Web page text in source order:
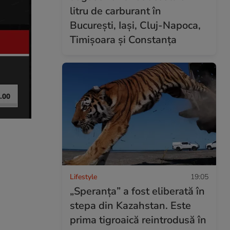
litru de carburant în
București, Iași, Cluj-Napoca,
Timișoara și Constanța
Lifestyle 19:05
„Speranța” a fost eliberată în
stepa din Kazahstan. Este
prima tigroaică reintrodusă în